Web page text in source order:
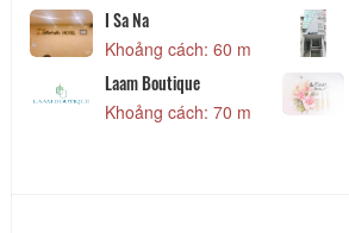
I Sa Na
Khoảng cách: 60 m
Laam Boutique
Khoảng cách: 70 m